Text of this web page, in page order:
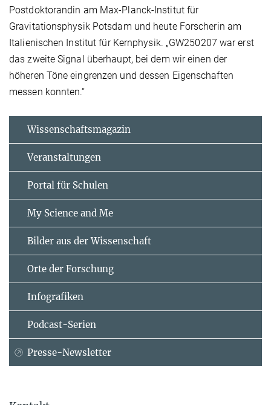
Postdoktorandin am Max-Planck-Institut für
Gravitationsphysik Potsdam und heute Forscherin am
Italienischen Institut für Kernphysik. „GW250207 war erst
das zweite Signal überhaupt, bei dem wir einen der
höheren Töne eingrenzen und dessen Eigenschaften
messen konnten.“
Wissenschaftsmagazin
Veranstaltungen
Portal für Schulen
My Science and Me
Bilder aus der Wissenschaft
Orte der Forschung
Infografiken
Podcast-Serien
Presse-Newsletter